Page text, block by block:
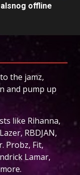
offline
the jamz,
and pump up
like Rihanna,
RBDJAN,
Probz, Fit,
Lamar,